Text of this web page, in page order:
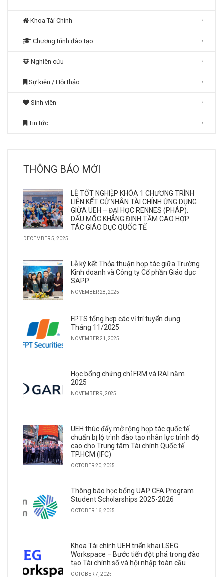
Khoa Tài Chính
Chương trình đào tạo
Nghiên cứu
Sự kiện / Hội thảo
Sinh viên
Tin tức
THÔNG BÁO MỚI
LỄ TỐT NGHIỆP KHÓA 1 CHƯƠNG TRÌNH
LIÊN KẾT CỬ NHÂN TÀI CHÍNH ỨNG DỤNG
GIỮA UEH – ĐẠI HỌC RENNES (PHÁP):
DẤU MỐC KHẲNG ĐỊNH TẦM CAO HỢP
TÁC GIÁO DỤC QUỐC TẾ
DECEMBER 5, 2025
Lễ ký kết Thỏa thuận hợp tác giữa Trường
Kinh doanh và Công ty Cổ phần Giáo dục
SAPP
NOVEMBER 28, 2025
FPTS tổng hợp các vị trí tuyển dụng
Tháng 11/2025
NOVEMBER 21, 2025
Học bổng chứng chỉ FRM và RAI năm
2025
NOVEMBER 9, 2025
UEH thúc đẩy mở rộng hợp tác quốc tế
chuẩn bị lộ trình đào tạo nhân lực trình độ
cao cho Trung tâm Tài chính Quốc tế
TP.HCM (IFC)
OCTOBER 20, 2025
Thông báo học bổng UAP CFA Program
Student Scholarships 2025-2026
OCTOBER 16, 2025
Khoa Tài chính UEH triển khai LSEG
Workspace – Bước tiến đột phá trong đào
tạo Tài chính số và hội nhập toàn cầu
OCTOBER 7, 2025